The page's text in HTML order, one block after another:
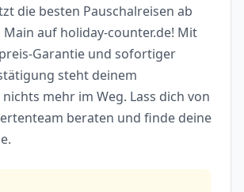
die besten Pauschalreisen ab
auf holiday-counter.de! Mit
Garantie und sofortiger
steht deinem
mehr im Weg. Lass dich von
beraten und finde deine